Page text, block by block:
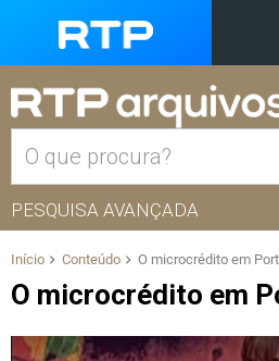
PESQUISA AVANÇADA
Início Conteúdo O microcrédito em
O microcrédito em